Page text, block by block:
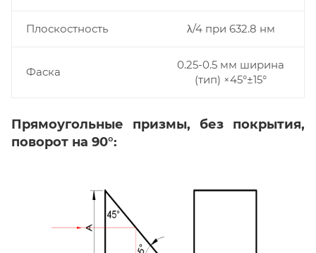
Плоскостность λ/4 при 632.8 нм
Фаска
0.25-0.5 мм ширина
(тип) ×45°±15°
Прямоугольные призмы, без покрытия,
поворот на 90°: